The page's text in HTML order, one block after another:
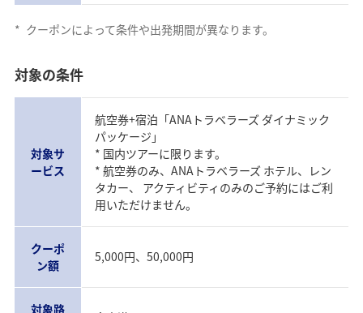
* クーポンによって条件や出発期間が異なります。
対象の条件
対象サ
ービス
航空券+宿泊「ANAトラベラーズ ダイナミック
パッケージ」
* 国内ツアーに限ります。
* 航空券のみ、ANAトラベラーズ ホテル、レン
タカー、 アクティビティのみのご予約にはご利
用いただけません。
クーポ
ン額
5,000円、50,000円
対象路